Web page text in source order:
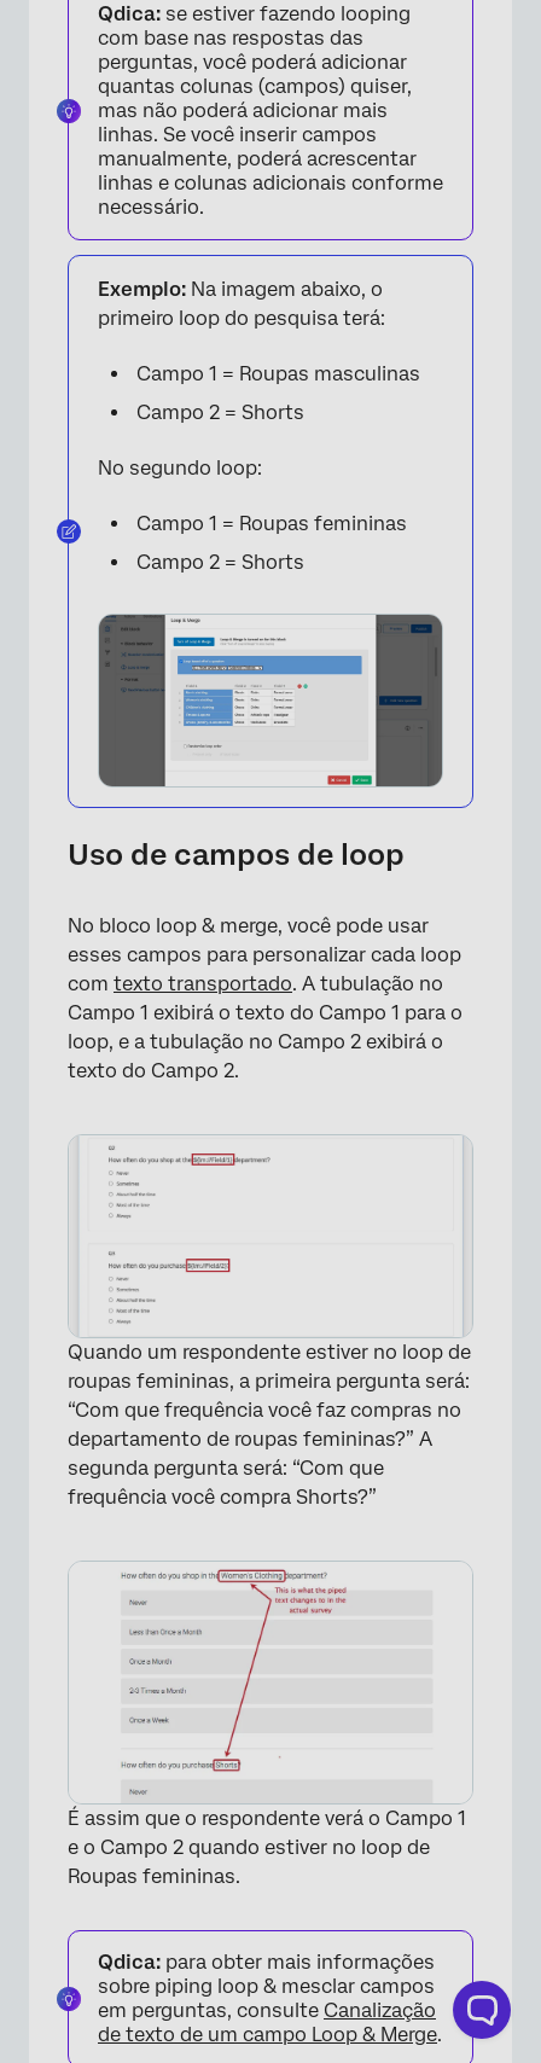
Qdica: se estiver fazendo looping
com base nas respostas das
perguntas, você poderá adicionar
quantas colunas (campos) quiser,
mas não poderá adicionar mais
linhas. Se você inserir campos
manualmente, poderá acrescentar
linhas e colunas adicionais conforme
necessário.
Exemplo: Na imagem abaixo, o
primeiro loop do pesquisa terá:
Campo 1 = Roupas masculinas
Campo 2 = Shorts
No segundo loop:
Campo 1 = Roupas femininas
Campo 2 = Shorts
Uso de campos de loop
No bloco loop & merge, você pode usar
esses campos para personalizar cada loop
com texto transportado. A tubulação no
Campo 1 exibirá o texto do Campo 1 para o
loop, e a tubulação no Campo 2 exibirá o
texto do Campo 2.
Quando um respondente estiver no loop de
roupas femininas, a primeira pergunta será:
“Com que frequência você faz compras no
departamento de roupas femininas?” A
segunda pergunta será: “Com que
frequência você compra Shorts?”
É assim que o respondente verá o Campo 1
e o Campo 2 quando estiver no loop de
Roupas femininas.
Qdica: para obter mais informações
sobre piping loop & mesclar campos
em perguntas, consulte Canalização
de texto de um campo Loop & Merge.